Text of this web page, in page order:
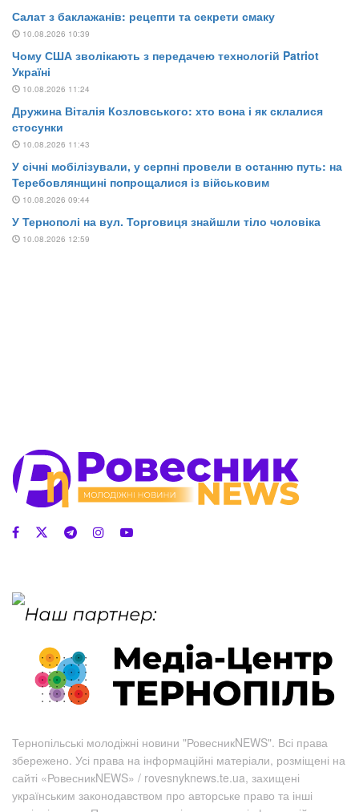
Тернопільські молодіжні новини "РовесникNEWS". Всі права
збережено. Усі права на інформаційні матеріали, розміщені на
сайті «РовесникNEWS» / rovesnyknews.te.ua, захищені
українським законодавством про авторське право та інші